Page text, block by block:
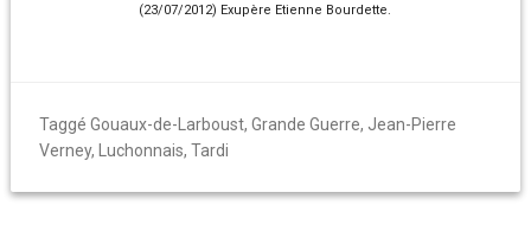
(23/07/2012) Exupère Etienne Bourdette.
Taggé Gouaux-de-Larboust, Grande Guerre, Jean-Pierre
Verney, Luchonnais, Tardi